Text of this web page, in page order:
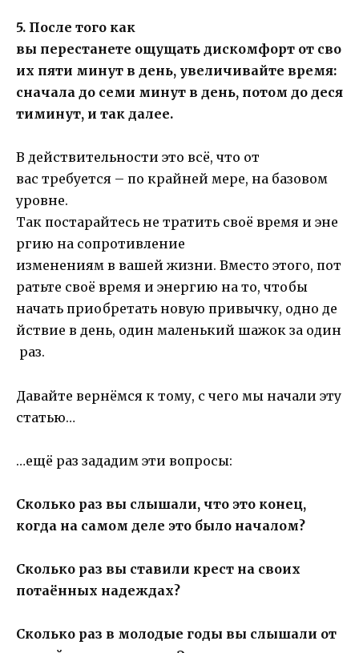
5. После того как
вы перестанете ощущать дискомфорт от сво
их пяти минут в день, увеличивайте время:
сначала до семи минут в день, потом до деся
тиминут, и так далее.
В действительности это всё, что от
вас требуется – по крайней мере, на базовом
уровне.
Так постарайтесь не тратить своё время и эне
ргию на сопротивление
изменениям в вашей жизни. Вместо этого, пот
ратьте своё время и энергию на то, чтобы
начать приобретать новую привычку, одно де
йствие в день, один маленький шажок за один
раз.
Давайте вернёмся к тому, с чего мы начали эту
статью…
…ещё раз зададим эти вопросы:
Сколько раз вы слышали, что это конец,
когда на самом деле это было началом?
Сколько раз вы ставили крест на своих
потаённых надеждах?
Сколько раз в молодые годы вы слышали от